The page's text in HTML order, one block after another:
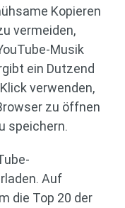
Kopieren
vermeiden,
Musik
ein Dutzend
verwenden,
zu öffnen
speichern.
Auf
die Top 20 der